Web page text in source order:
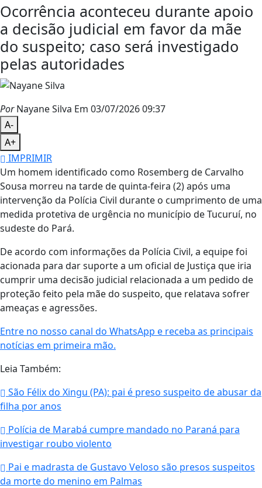
Ocorrência aconteceu durante apoio
a decisão judicial em favor da mãe
do suspeito; caso será investigado
pelas autoridades
PorNayane Silva Em 03/07/2026 09:37
A-
A+
IMPRIMIR
Um homem identificado como Rosemberg de Carvalho
Sousa morreu na tarde de quinta-feira (2) após uma
intervenção da Polícia Civil durante o cumprimento de uma
medida protetiva de urgência no município de Tucuruí, no
sudeste do Pará.
De acordo com informações da Polícia Civil, a equipe foi
acionada para dar suporte a um oficial de Justiça que iria
cumprir uma decisão judicial relacionada a um pedido de
proteção feito pela mãe do suspeito, que relatava sofrer
ameaças e agressões.
Entre no nosso canal do WhatsApp e receba as principais
notícias em primeira mão.
Leia Também:
São Félix do Xingu (PA): pai é preso suspeito de abusar da
filha por anos
Polícia de Marabá cumpre mandado no Paraná para
investigar roubo violento
Pai e madrasta de Gustavo Veloso são presos suspeitos
da morte do menino em Palmas